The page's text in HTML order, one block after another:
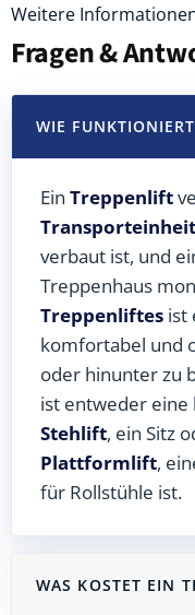
Weitere
Fragen &
WIE
Ein Treppenlift
Transporteinheit
verbaut ist, und
Treppenhaus
Treppenliftes ist
komfortabel und
oder hinunter zu
ist entweder
Stehlift, ein Sitz
Plattformlift,
für Rollstühle ist.
WAS KOSTET EIN